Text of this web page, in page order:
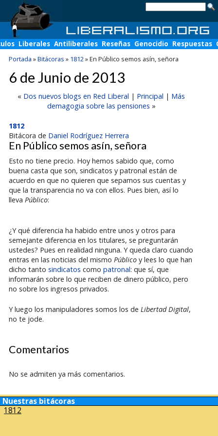
Liberales Antiliberales Reseñas Genocidio Respuestas
Portada »Bitácoras » 1812»En Público semos asín, señora
6 de Junio de 2013
« Dos nuevos blogs en Red Liberal | Principal | Más
demagogia sobre las pensiones »
1812
Bitácora de Daniel Rodríguez Herrera
En Público semos asín, señora
Esto no tiene precio. Hoy hemos sabido que, como
buena casta que son, sindicatos y patronal están de
acuerdo en que no quieren que sepamos sus cuentas y
que la transparencia no va con ellos. Pues bien, así lo
lleva Público:
¿Y qué diferencia ha habido entre unos y otros para
semejante diferencia en los titulares, se preguntarán
ustedes? Pues en realidad ninguna. Y queda claro cuando
entras en las noticias del mismo Público y lees lo que han
dicho tanto sindicatos como patronal: que sí, que
informarán sobre lo que reciben de dinero público, pero
no sobre los ingresos privados.
Y luego los manipuladores somos los de Libertad Digital,
no te jode.
Comentarios
No se admiten ya más comentarios.
Nuestras bitácoras
1812